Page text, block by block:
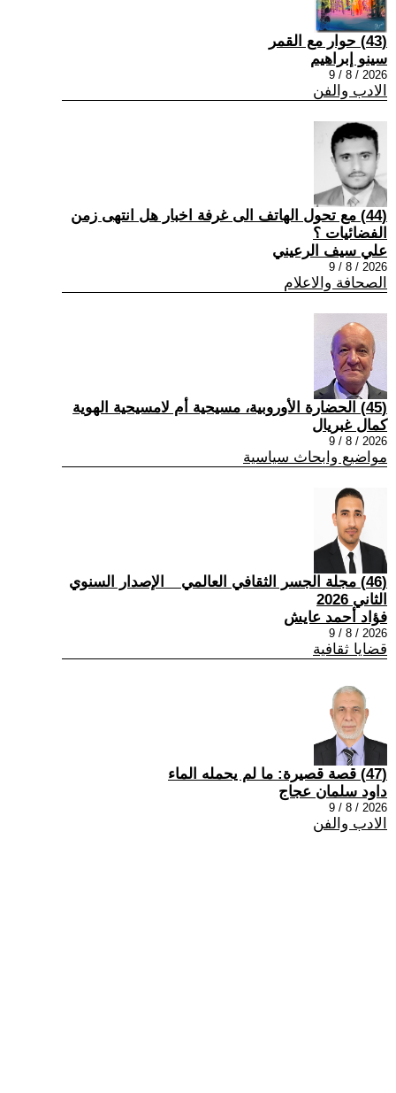
(43) حوار مع القمر
سينو إبراهيم
2026 / 8 / 9
الادب والفن
(44) مع تحول الهاتف الى غرفة اخبار هل انتهى زمن
الفضائيات ؟
علي سيف الرعيني
2026 / 8 / 9
الصحافة والاعلام
(45) الحضارة الأوروبية، مسيحية أم لامسيحية الهوية
كمال غبريال
2026 / 8 / 9
مواضيع وابحاث سياسية
(46) مجلة الجسر الثقافي العالمي _ الإصدار السنوي
الثاني 2026
فؤاد أحمد عايش
2026 / 8 / 9
قضايا ثقافية
(47) قصة قصيرة: ما لم يحمله الماء
داود سلمان عجاج
2026 / 8 / 9
الادب والفن